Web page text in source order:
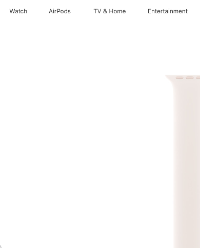
Watch AirPods TV & Home Entertainment